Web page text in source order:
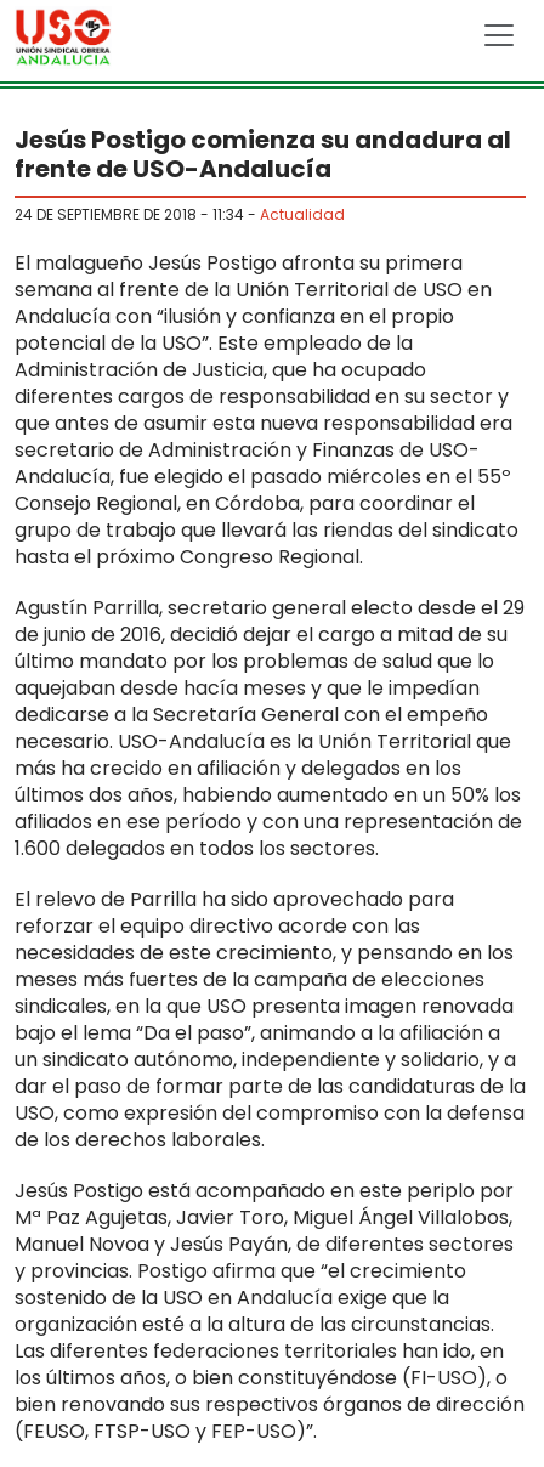
Skip to main content
Jesús Postigo comienza su andadura al
frente de USO-Andalucía
24 DE SEPTIEMBRE DE 2018 - 11:34- Actualidad
El malagueño Jesús Postigo afronta su primera
semana al frente de la Unión Territorial de USO en
Andalucía con “ilusión y confianza en el propio
potencial de la USO”. Este empleado de la
Administración de Justicia, que ha ocupado
diferentes cargos de responsabilidad en su sector y
que antes de asumir esta nueva responsabilidad era
secretario de Administración y Finanzas de USO-
Andalucía, fue elegido el pasado miércoles en el 55º
Consejo Regional, en Córdoba, para coordinar el
grupo de trabajo que llevará las riendas del sindicato
hasta el próximo Congreso Regional.
Agustín Parrilla, secretario general electo desde el 29
de junio de 2016, decidió dejar el cargo a mitad de su
último mandato por los problemas de salud que lo
aquejaban desde hacía meses y que le impedían
dedicarse a la Secretaría General con el empeño
necesario. USO-Andalucía es la Unión Territorial que
más ha crecido en afiliación y delegados en los
últimos dos años, habiendo aumentado en un 50% los
afiliados en ese período y con una representación de
1.600 delegados en todos los sectores.
El relevo de Parrilla ha sido aprovechado para
reforzar el equipo directivo acorde con las
necesidades de este crecimiento, y pensando en los
meses más fuertes de la campaña de elecciones
sindicales, en la que USO presenta imagen renovada
bajo el lema “Da el paso”, animando a la afiliación a
un sindicato autónomo, independiente y solidario, y a
dar el paso de formar parte de las candidaturas de la
USO, como expresión del compromiso con la defensa
de los derechos laborales.
Jesús Postigo está acompañado en este periplo por
Mª Paz Agujetas, Javier Toro, Miguel Ángel Villalobos,
Manuel Novoa y Jesús Payán, de diferentes sectores
y provincias. Postigo afirma que “el crecimiento
sostenido de la USO en Andalucía exige que la
organización esté a la altura de las circunstancias.
Las diferentes federaciones territoriales han ido, en
los últimos años, o bien constituyéndose (FI-USO), o
bien renovando sus respectivos órganos de dirección
(FEUSO, FTSP-USO y FEP-USO)”.